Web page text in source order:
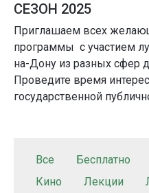
СЕЗОН 2025
Приглашаем всех
программы с участием
на-Дону из разных сфер
Проведите время
государственной
Все Бесплатно
Кино
Лекции